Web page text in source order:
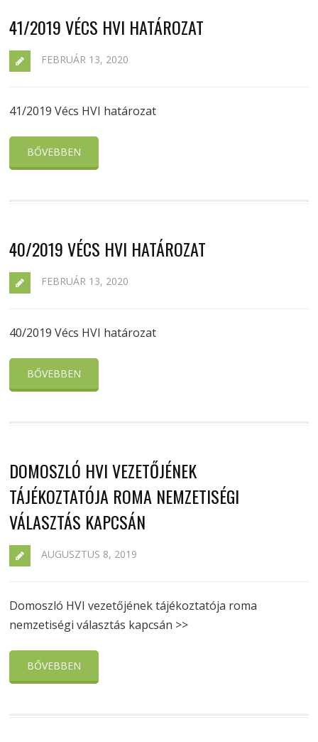
41/2019 VÉCS HVI HATÁROZAT
FEBRUÁR 13, 2020
41/2019 Vécs HVI határozat
BŐVEBBEN
40/2019 VÉCS HVI HATÁROZAT
FEBRUÁR 13, 2020
40/2019 Vécs HVI határozat
BŐVEBBEN
DOMOSZLÓ HVI VEZETŐJÉNEK
TÁJÉKOZTATÓJA ROMA NEMZETISÉGI
VÁLASZTÁS KAPCSÁN
AUGUSZTUS 8, 2019
Domoszló HVI vezetőjének tájékoztatója roma
nemzetiségi választás kapcsán >>
BŐVEBBEN